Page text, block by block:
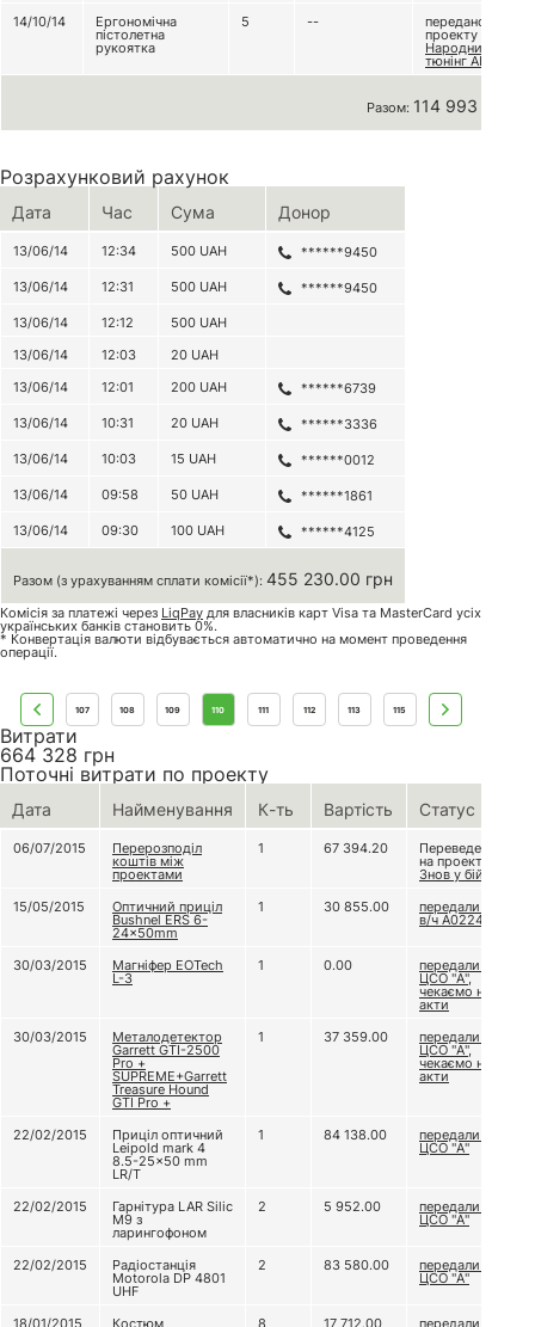
14/10/14
Ергономічна
пістолетна
рукоятка
5 -- передано з
проекту
Народний
тюнінг АК
Разом: 114 993 грн
Розрахунковий рахунок
Дата Час Сума Донор
13/06/14 12:34 500 UAH ******9450
13/06/14 12:31 500 UAH ******9450
13/06/14 12:12 500 UAH
13/06/14
12:03 20 UAH
13/06/14
12:01 200 UAH ******6739
13/06/14 10:31 20 UAH ******3336
13/06/14 10:03 15 UAH ******0012
13/06/14 09:58 50 UAH ******1861
13/06/14 09:30 100 UAH ******4125
Разом (з урахуванням сплати комісії*): 455 230.00 грн
Комісія за платежі через LiqPay для власників карт Visa та MasterCard усіх
українських банків становить 0%.
* Конвертація валюти відбувається автоматично на момент проведення
операції.
107 108 109 110 111 112 113 115
Витрати
664 328 грн
Поточні витрати по проекту
Дата Найменування К-ть Вартість Статус
06/07/2015 Перерозподіл
коштів між
проектами
1 67 394.20 Переведено
на проект
Знов у бій! 2
15/05/2015
Оптичний приціл
Bushnel ERS 6-
24×50mm
1 30 855.00 передали до
в/ч А0224
30/03/2015 Магніфер EOTech
L-3
1 0.00 передали до
ЦСО "А",
чекаємо на
акти
30/03/2015
Металодетектор
Garrett GTI-2500
Pro +
SUPREME+Garrett
Treasure Hound
GTI Pro +
1 37 359.00 передали до
ЦСО "А",
чекаємо на
акти
22/02/2015 Приціл оптичний
Leipold mark 4
8.5-25x50 mm
LR/T
1 84 138.00 передали до
ЦСО "А"
22/02/2015 Гарнітура LAR Silic
M9 з
ларингофоном
2 5 952.00 передали до
ЦСО "А"
22/02/2015 Радіостанція
Motorola DP 4801
UHF
2 83 580.00 передали до
ЦСО "А"
18/01/2015 Костюм 8 17 712.00 передали